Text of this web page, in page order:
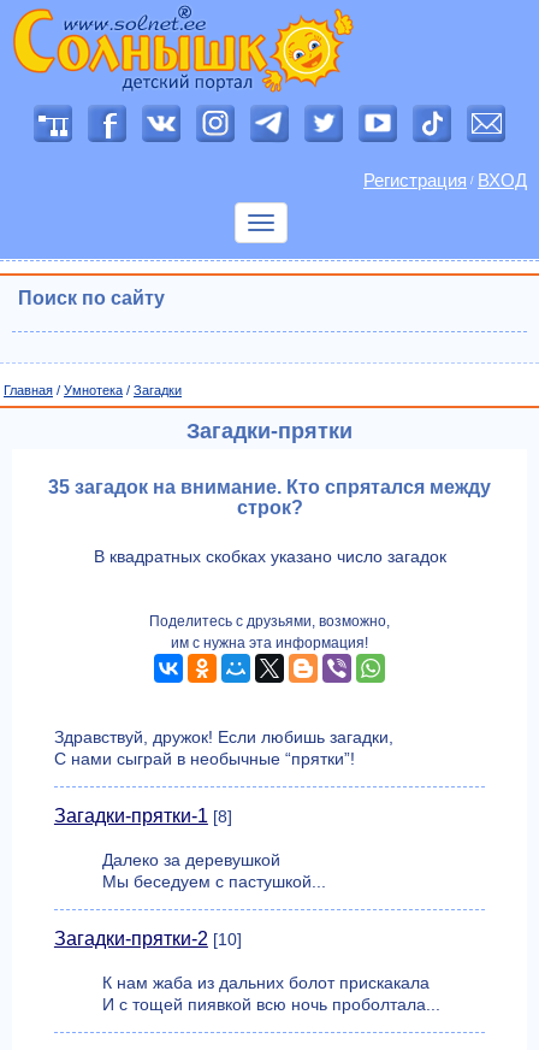
Регистрация / ВХОД
Показать
Поиск по сайту
Главная / Умнотека / Загадки
Загадки-прятки
35 загадок на внимание. Кто спрятался между
строк?
В квадратных скобках указано число загадок
Поделитесь с друзьями, возможно,
им с нужна эта информация!
Здравствуй, дружок! Если любишь загадки,
С нами сыграй в необычные “прятки”!
Загадки-прятки-1 [8]
Далеко за деревушкой
Мы беседуем с пастушкой...
Загадки-прятки-2 [10]
К нам жаба из дальних болот прискакала
И с тощей пиявкой всю ночь проболтала...